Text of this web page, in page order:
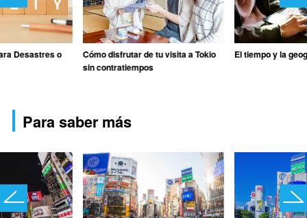
Desastres o
Cómo disfrutar de tu visita a Tokio
sin contratiempos
El tiempo y la
Para saber más